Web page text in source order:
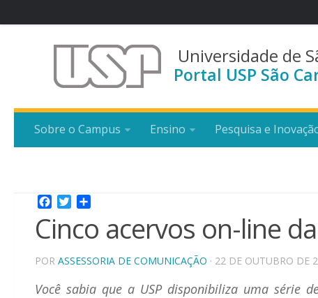
Universidade de
Portal USP São
Sobre o Campus Ensino Pesquisa e
Facebook
Twitter
Cinco acervos on-line
POR ASSESSORIA DE COMUNICAÇÃO · 22 DE OUTUBRO DE
Você sabia que a USP disponibiliza uma série